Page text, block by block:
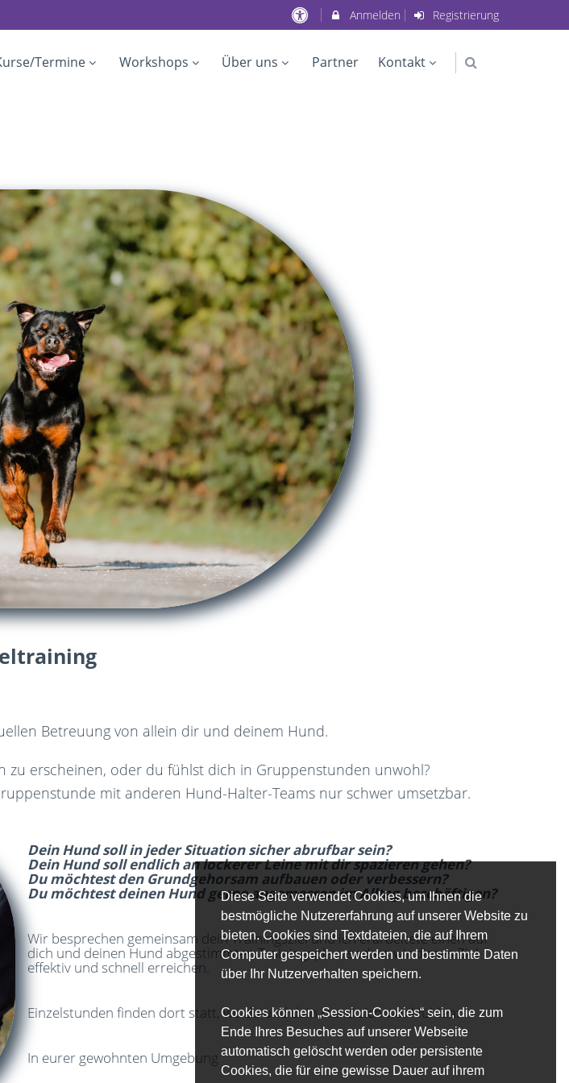
Diese Seite verwendet Cookies, um Ihnen die
bestmögliche Nutzererfahrung auf unserer Website zu
bieten. Cookies sind Textdateien, die auf Ihrem
Computer gespeichert werden und bestimmte Daten
über Ihr Nutzerverhalten speichern.
Cookies können „Session-Cookies“ sein, die zum
Ende Ihres Besuches auf unserer Webseite
automatisch gelöscht werden oder persistente
Cookies, die für eine gewisse Dauer auf ihrem
Anmelden Registrierung
Termine Workshops Über uns Partner Kontakt
Betreuung von allein dir und deinem Hund.
erscheinen, oder du fühlst dich in Gruppenstunden unwohl?
mit anderen Hund-Halter-Teams nur schwer umsetzbar.
Dein Hund soll in jeder Situation sicher abrufbar sein?
Dein Hund soll endlich an lockerer Leine mit dir spazieren gehen?
Du möchtest den Grundgehorsam aufbauen oder verbessern?
Du möchtest deinen Hund gerne angemessen im Alltag beschäftigen?
Wir besprechen gemeinsam dein Trainingsziel und ich erarbeitete einen auf
dich und deinen Hund abgestimmten Trainingsplan, sodass wir dieses Ziel
effektiv und schnell erreichen.
Einzelstunden finden dort statt, wo du und dein Hund sich wohl fühlen:
In eurer gewohnten Umgebung